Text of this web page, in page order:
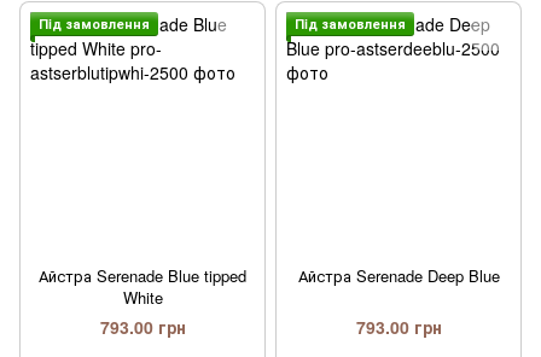
Пiд замовлення
Айстра Serenade Blue tipped
White
793.00 грн
Пiд замовлення
Айстра Serenade Deep Blue
793.00 грн